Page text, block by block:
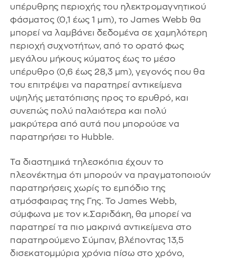
υπέρυθρης περιοχής του ηλεκτρομαγνητικού
φάσματος (0,1 έως 1 μm), το James Webb θα
μπορεί να λαμβάνει δεδομένα σε χαμηλότερη
περιοχή συχνοτήτων, από το ορατό φως
μεγάλου μήκους κύματος έως το μέσο
υπέρυθρο (0,6 έως 28,3 μm), γεγονός που θα
του επιτρέψει να παρατηρεί αντικείμενα
υψηλής μετατόπισης προς το ερυθρό, και
συνεπώς πολύ παλαιότερα και πολύ
μακρύτερα από αυτά που μπορούσε να
παρατηρήσει το Hubble.
Τα διαστημικά τηλεσκόπια έχουν το
πλεονέκτημα ότι μπορούν να πραγματοποιούν
παρατηρήσεις χωρίς το εμπόδιο της
ατμόσφαιρας της Γης. Το James Webb,
σύμφωνα με τον κ.Σαριδάκη, θα μπορεί να
παρατηρεί τα πιο μακρινά αντικείμενα στο
παρατηρούμενο Σύμπαν, βλέποντας 13,5
δισεκατομμύρια χρόνια πίσω στο χρόνο,